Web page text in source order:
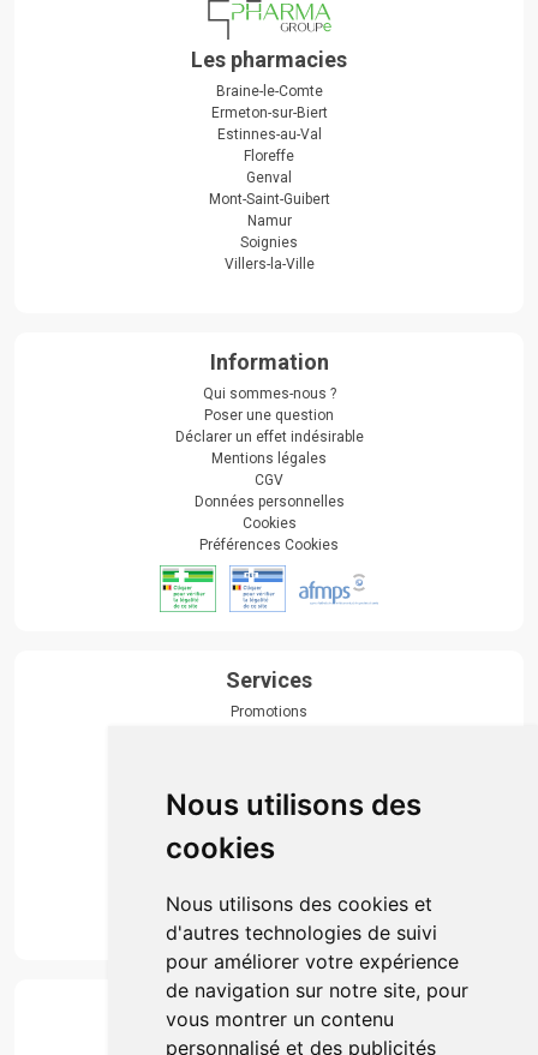
Nous utilisons des
cookies
Nous utilisons des cookies et
d'autres technologies de suivi
pour améliorer votre expérience
de navigation sur notre site, pour
vous montrer un contenu
personnalisé et des publicités
Les pharmacies
Braine-le-Comte
Ermeton-sur-Biert
Estinnes-au-Val
Floreffe
Genval
Mont-Saint-Guibert
Namur
Soignies
Villers-la-Ville
Information
Qui sommes-nous ?
Poser une question
Déclarer un effet indésirable
Mentions légales
CGV
Données personnelles
Cookies
Préférences Cookies
Services
Promotions
Actualités & conseils
Événements
Marques
Suivez-nous
Paiement
Simple, rapide et 100% sécurisé